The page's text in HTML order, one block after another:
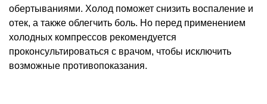
обертываниями. Холод поможет снизить воспаление и
отек, а также облегчить боль. Но перед применением
холодных компрессов рекомендуется
проконсультироваться с врачом, чтобы исключить
возможные противопоказания.